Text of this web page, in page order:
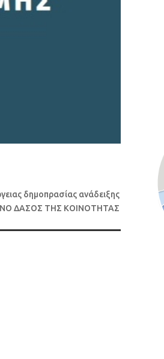
δημοπρασίας ανάδειξης
ΔΑΣΟΣ ΤΗΣ ΚΟΙΝΟΤΗΤΑΣ